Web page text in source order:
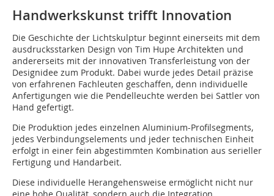
Handwerkskunst trifft Innovation
Die Geschichte der Lichtskulptur beginnt einerseits mit dem
ausdrucksstarken Design von Tim Hupe Architekten und
andererseits mit der innovativen Transferleistung von der
Designidee zum Produkt. Dabei wurde jedes Detail präzise
von erfahrenen Fachleuten geschaffen, denn individuelle
Anfertigungen wie die Pendelleuchte werden bei Sattler von
Hand gefertigt.
Die Produktion jedes einzelnen Aluminium-Profilsegments,
jedes Verbindungselements und jeder technischen Einheit
erfolgt in einer fein abgestimmten Kombination aus serieller
Fertigung und Handarbeit.
Diese individuelle Herangehensweise ermöglicht nicht nur